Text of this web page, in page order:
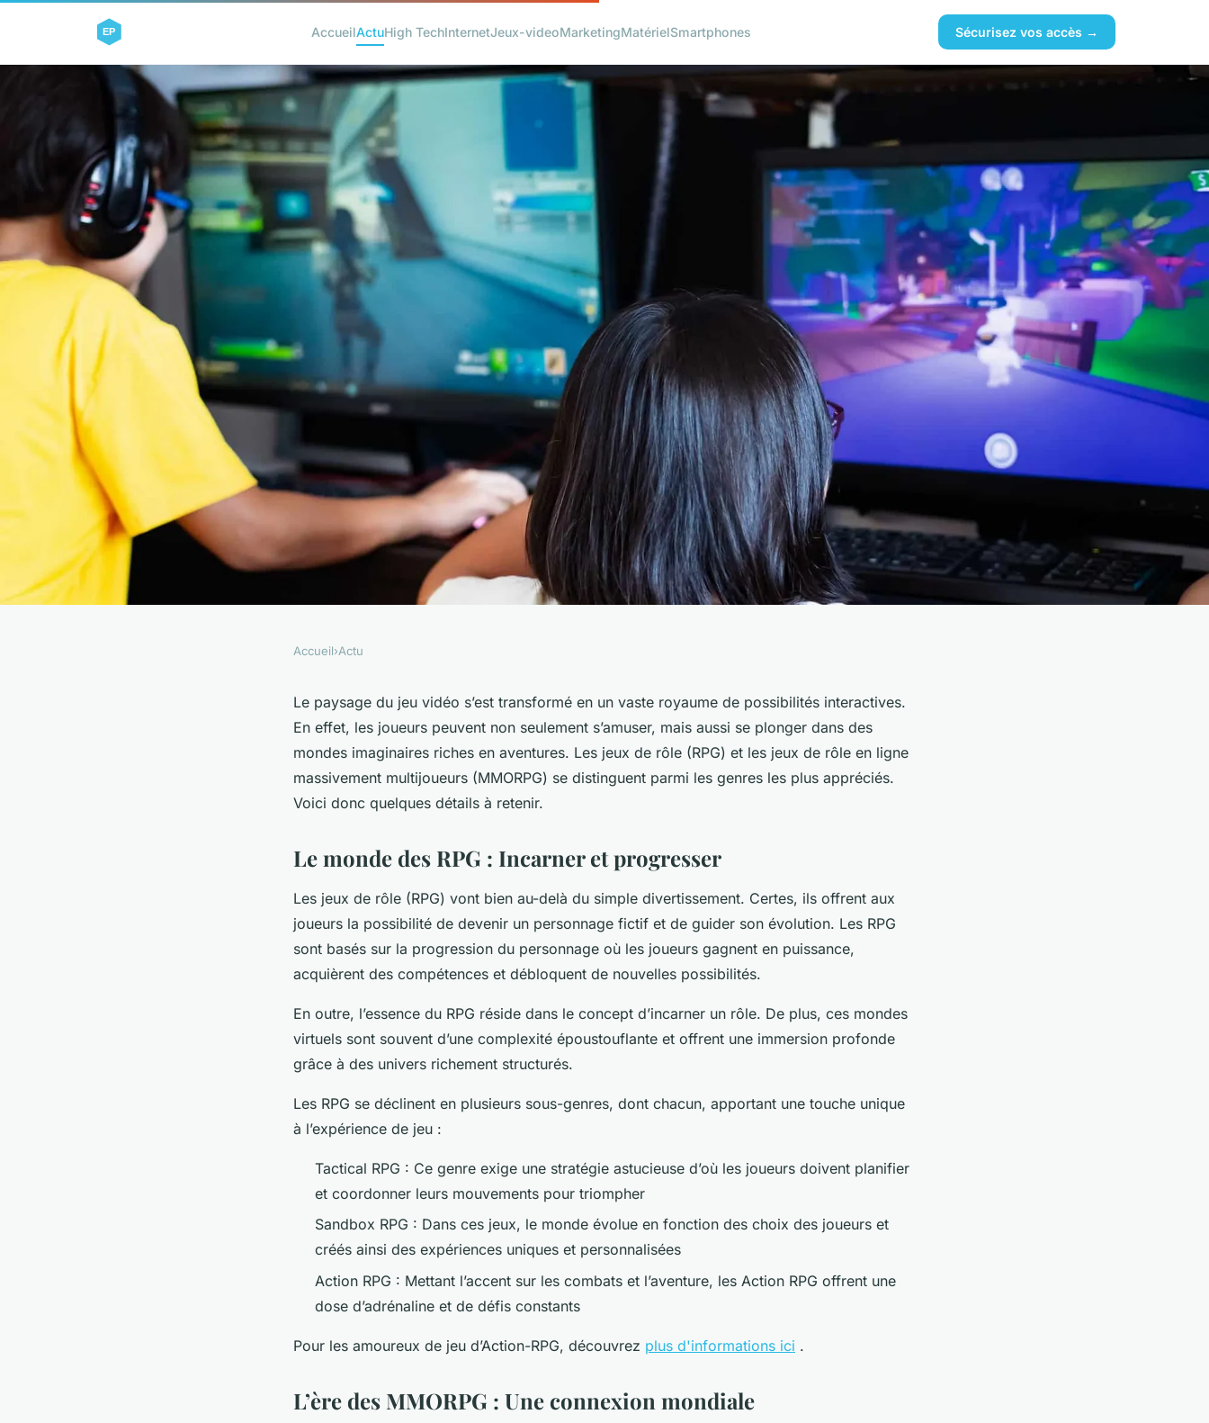
AccueilActuHigh TechInternetJeux-videoMarketingMatérielSmartphones Sécurisez vos accès →
Le monde des jeux de rôle : Une
plongée dans l'univers des RPG et
Accueil›Actu
Le paysage du jeu vidéo s’est transformé en un vaste royaume de possibilités interactives.
En effet, les joueurs peuvent non seulement s’amuser, mais aussi se plonger dans des
mondes imaginaires riches en aventures. Les jeux de rôle (RPG) et les jeux de rôle en ligne
massivement multijoueurs (MMORPG) se distinguent parmi les genres les plus appréciés.
Voici donc quelques détails à retenir.
Le monde des RPG : Incarner et progresser
Les jeux de rôle (RPG) vont bien au-delà du simple divertissement. Certes, ils offrent aux
joueurs la possibilité de devenir un personnage fictif et de guider son évolution. Les RPG
sont basés sur la progression du personnage où les joueurs gagnent en puissance,
acquièrent des compétences et débloquent de nouvelles possibilités.
En outre, l’essence du RPG réside dans le concept d’incarner un rôle. De plus, ces mondes
virtuels sont souvent d’une complexité époustouflante et offrent une immersion profonde
grâce à des univers richement structurés.
Les RPG se déclinent en plusieurs sous-genres, dont chacun, apportant une touche unique
à l’expérience de jeu :
Tactical RPG : Ce genre exige une stratégie astucieuse d’où les joueurs doivent planifier
et coordonner leurs mouvements pour triompher
Sandbox RPG : Dans ces jeux, le monde évolue en fonction des choix des joueurs et
créés ainsi des expériences uniques et personnalisées
Action RPG : Mettant l’accent sur les combats et l’aventure, les Action RPG offrent une
dose d’adrénaline et de défis constants
Pour les amoureux de jeu d’Action-RPG, découvrez plus d'informations ici .
L’ère des MMORPG : Une connexion mondiale